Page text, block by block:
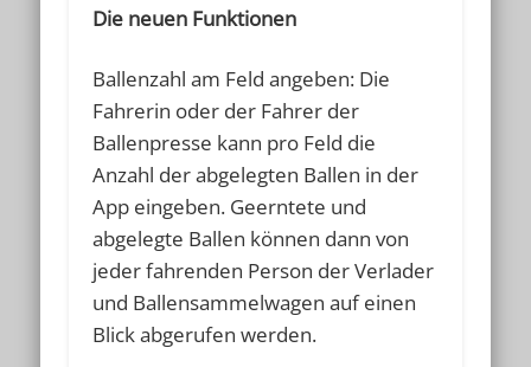
Die neuen Funktionen
Ballenzahl am Feld angeben: Die
Fahrerin oder der Fahrer der
Ballenpresse kann pro Feld die
Anzahl der abgelegten Ballen in der
App eingeben. Geerntete und
abgelegte Ballen können dann von
jeder fahrenden Person der Verlader
und Ballensammelwagen auf einen
Blick abgerufen werden.